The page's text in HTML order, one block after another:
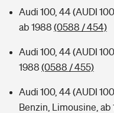
Audi 100, 44 (AUDI
ab 1988 (0588 / 454)
Audi 100, 44 (AUDI
1988 (0588 / 455)
Audi 100, 44 (AUDI
Benzin, Limousine, ab